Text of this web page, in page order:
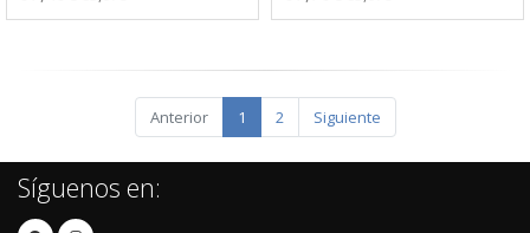
Anterior 1 2 Siguiente
Síguenos en: